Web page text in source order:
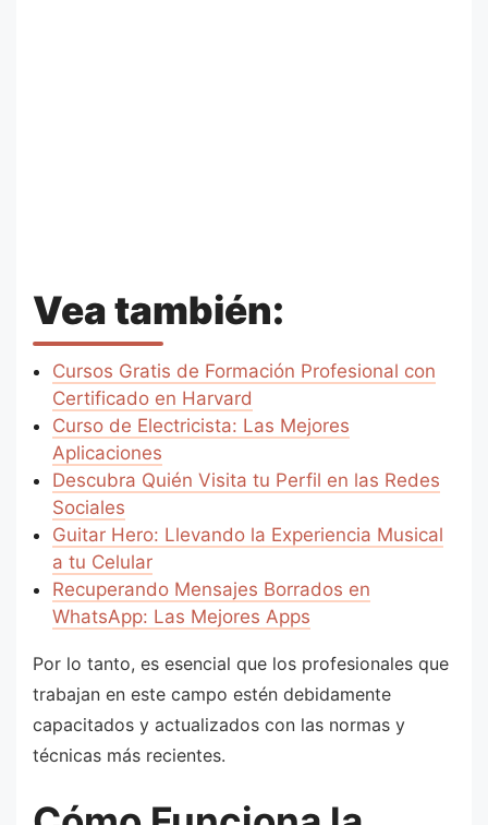
Vea también:
Cursos Gratis de Formación Profesional con
Certificado en Harvard
Curso de Electricista: Las Mejores
Aplicaciones
Descubra Quién Visita tu Perfil en las Redes
Sociales
Guitar Hero: Llevando la Experiencia Musical
a tu Celular
Recuperando Mensajes Borrados en
WhatsApp: Las Mejores Apps
Por lo tanto, es esencial que los profesionales que
trabajan en este campo estén debidamente
capacitados y actualizados con las normas y
técnicas más recientes.